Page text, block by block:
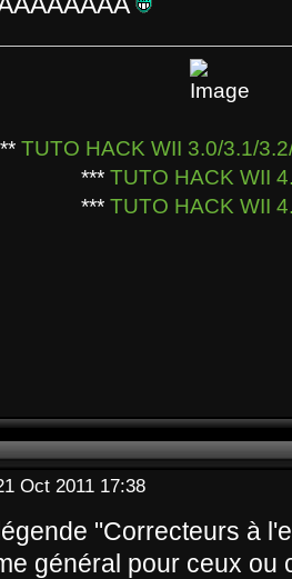
TUTO HACK WII 3.0/3.1/
*** TUTO HACK WII
*** TUTO HACK WII
Oct 2011 17:38
"Correcteurs à
général pour ceux ou